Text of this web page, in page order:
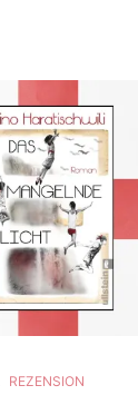
REZENSION